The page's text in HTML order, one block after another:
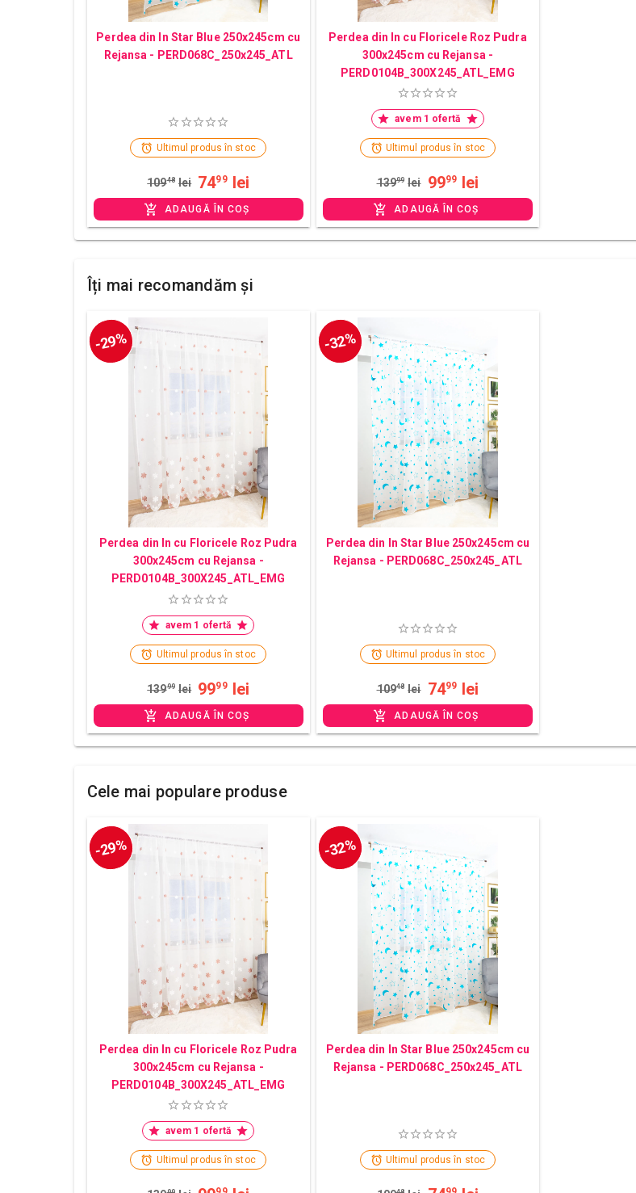
Perdea din In Star Blue 250x245cm cu
Rejansa - PERD068C_250x245_ATL
Ultimul produs în stoc
10948 lei 7499 lei
ADAUGĂ ÎN COȘ
Perdea din In cu Floricele Roz Pudra
300x245cm cu Rejansa -
PERD0104B_300X245_ATL_EMG
avem 1 ofertă
Ultimul produs în stoc
13999 lei 9999 lei
ADAUGĂ ÎN COȘ
Îți mai recomandăm și
-29%
Perdea din In cu Floricele Roz Pudra
300x245cm cu Rejansa -
PERD0104B_300X245_ATL_EMG
avem 1 ofertă
Ultimul produs în stoc
13999 lei 9999 lei
ADAUGĂ ÎN COȘ
-32%
Perdea din In Star Blue 250x245cm cu
Rejansa - PERD068C_250x245_ATL
Ultimul produs în stoc
10948 lei 7499 lei
ADAUGĂ ÎN COȘ
Cele mai populare produse
-29%
Perdea din In cu Floricele Roz Pudra
300x245cm cu Rejansa -
PERD0104B_300X245_ATL_EMG
avem 1 ofertă
Ultimul produs în stoc
-32%
Perdea din In Star Blue 250x245cm cu
Rejansa - PERD068C_250x245_ATL
Ultimul produs în stoc